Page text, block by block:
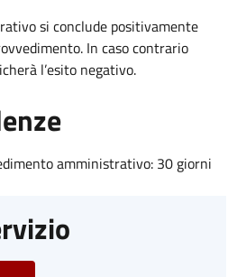
si conclude positivamente
In caso contrario
l’esito negativo.
amministrativo: 30 giorni